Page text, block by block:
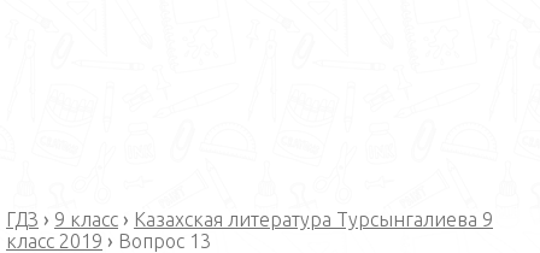
ГДЗ › 9 класс › Казахская литература Турсынгалиева 9
класс 2019 › Вопрос 13